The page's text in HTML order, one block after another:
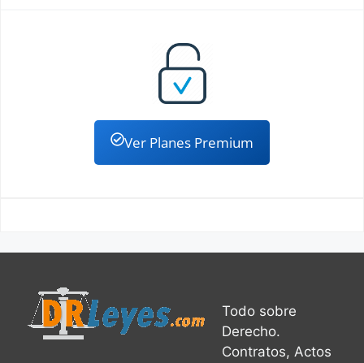
Ver Planes Premium
Todo sobre
Derecho.
Contratos, Actos